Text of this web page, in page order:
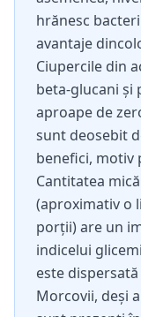
hrănesc
avantaje
Ciupercile din
beta-glucani și
aproape de
sunt deosebit
benefici, motiv
Cantitatea
(aproximativ o
porții) are un
indicelui
este
Morcovii, deși